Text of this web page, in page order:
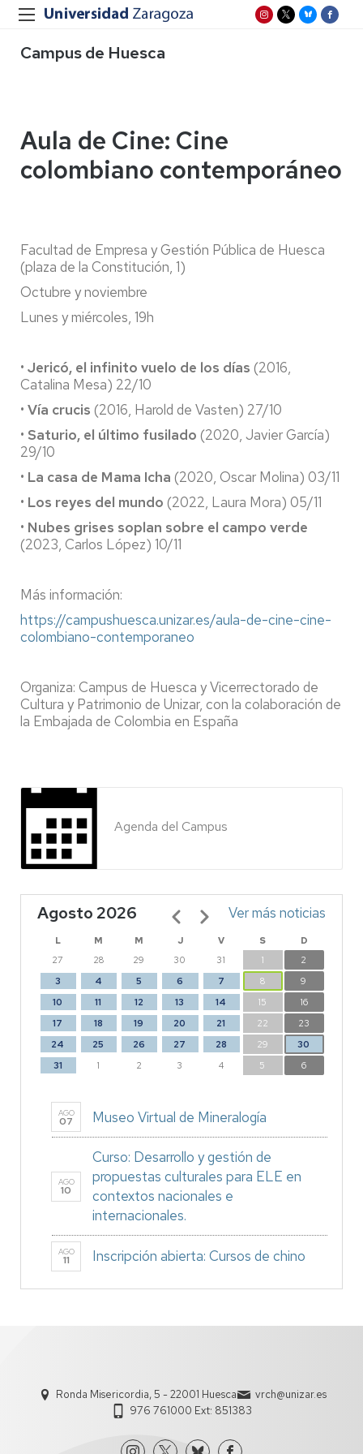
Campus de Huesca
Aula de Cine: Cine
colombiano contemporáneo
Facultad de Empresa y Gestión Pública de Huesca
(plaza de la Constitución, 1)
Octubre y noviembre
Lunes y miércoles, 19h
• Jericó, el infinito vuelo de los días (2016,
Catalina Mesa) 22/10
• Vía crucis (2016, Harold de Vasten) 27/10
• Saturio, el último fusilado (2020, Javier García)
29/10
• La casa de Mama Icha (2020, Oscar Molina) 03/11
• Los reyes del mundo (2022, Laura Mora) 05/11
• Nubes grises soplan sobre el campo verde
(2023, Carlos López) 10/11
Más información:
https://campushuesca.unizar.es/aula-de-cine-cine-
colombiano-contemporaneo
Organiza: Campus de Huesca y Vicerrectorado de
Cultura y Patrimonio de Unizar, con la colaboración de
la Embajada de Colombia en España
Agenda del Campus
Agosto 2026
L M M J V S
D
27
28 29 30 31 1
2
3
4 5 6 7 8
9
10
11 12 13 14 15
16
17
18 19 20 21 22
23
24
25 26 27 28 29
30
31
1 2 3 4 5 6
Paginación Ver más noticias
AGO
07 Museo Virtual de Mineralogía
AGO
10
Curso: Desarrollo y gestión de
propuestas culturales para ELE en
contextos nacionales e
internacionales.
AGO
11 Inscripción abierta: Cursos de chino
Ronda Misericordia, 5 - 22001 Huesca
vrch@unizar.es
976 761000 Ext: 851383